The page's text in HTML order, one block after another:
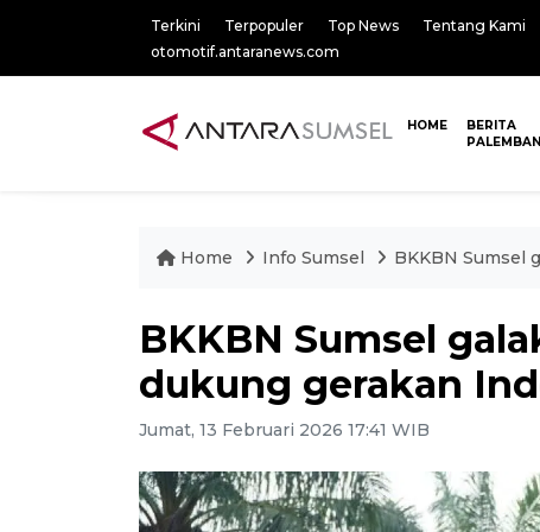
Terkini Terpopuler Top News Tentang Kami
otomotif.antaranews.com
HOME
BERITA
Home Info Sumsel BKKBN Sumsel
BKKBN Sumsel
dukung gerakan
Jumat, 13 Februari 2026 17:41 WIB